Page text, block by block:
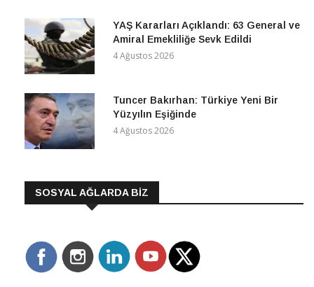
YAŞ Kararları Açıklandı: 63 General ve
Amiral Emekliliğe Sevk Edildi
4 Ağustos 2026
Tuncer Bakırhan: Türkiye Yeni Bir
Yüzyılın Eşiğinde
4 Ağustos 2026
SOSYAL AĞLARDA BİZ